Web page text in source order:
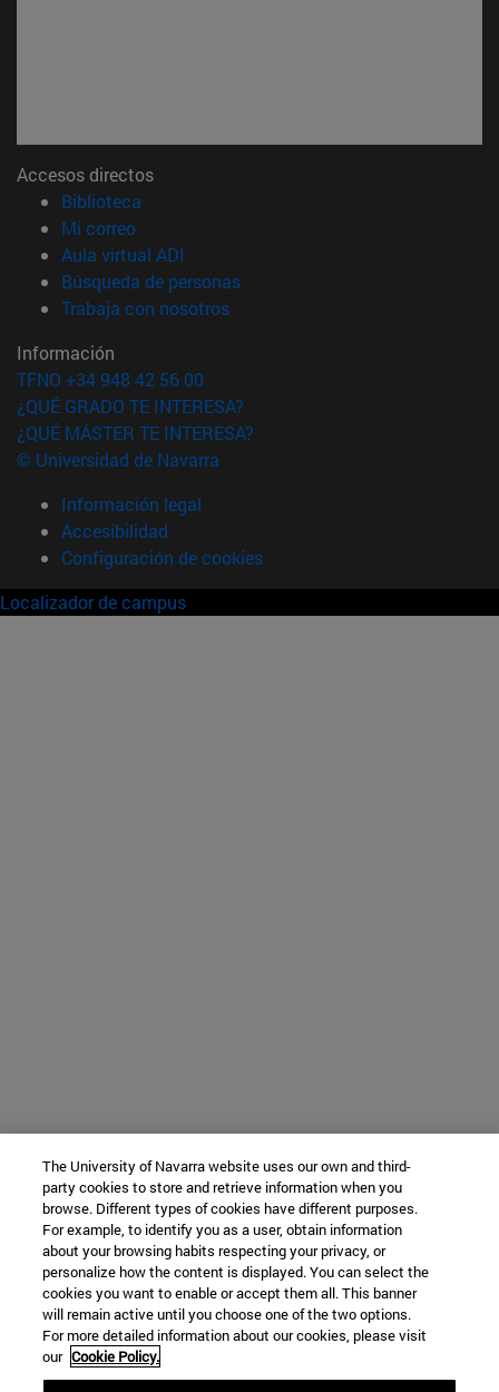
Accesos directos
Biblioteca
Mi correo(abre en nueva ventana)
Aula virtual ADI
Búsqueda de personas(abre en nueva ventana)
Trabaja con nosotros(abre en nueva ventana)
Información
TFNO +34 948 42 56 00
¿QUÉ GRADO TE INTERESA?
¿QUÉ MÁSTER TE INTERESA?
© Universidad de Navarra
Información legal
Accesibilidad
Configuración de cookies
Localizador de campus
The University of Navarra website uses our own and third-
party cookies to store and retrieve information when you
browse. Different types of cookies have different purposes.
For example, to identify you as a user, obtain information
about your browsing habits respecting your privacy, or
personalize how the content is displayed. You can select the
cookies you want to enable or accept them all. This banner
will remain active until you choose one of the two options.
For more detailed information about our cookies, please visit
our Cookie Policy.